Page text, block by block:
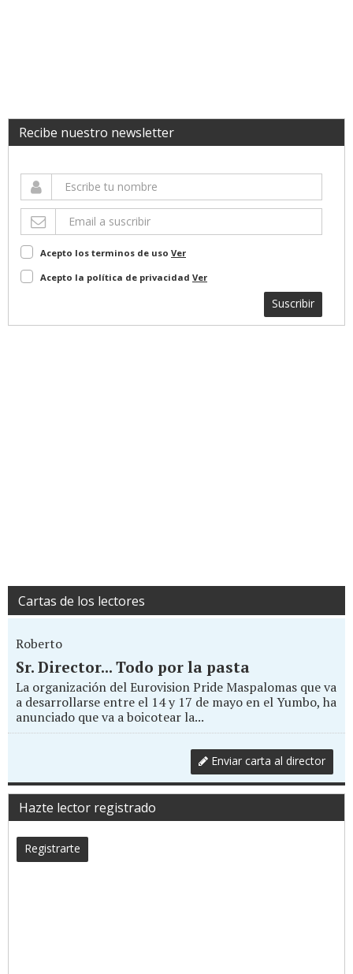
Recibe nuestro newsletter
Acepto los terminos de uso Ver
Acepto la política de privacidad Ver
Suscribir
Cartas de los lectores
Roberto
Sr. Director... Todo por la pasta
La organización del Eurovision Pride Maspalomas que va
a desarrollarse entre el 14 y 17 de mayo en el Yumbo, ha
anunciado que va a boicotear la...
Enviar carta al director
Hazte lector registrado
Registrarte